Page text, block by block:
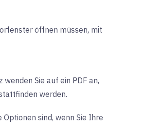
öffnen müssen, mit
Sie auf ein PDF an,
werden.
sind, wenn Sie Ihre